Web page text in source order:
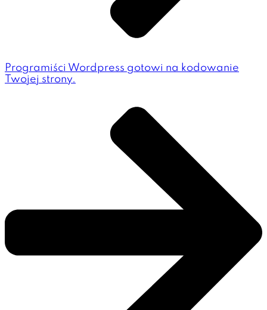
Programiści Wordpress gotowi na kodowanie
Twojej strony.